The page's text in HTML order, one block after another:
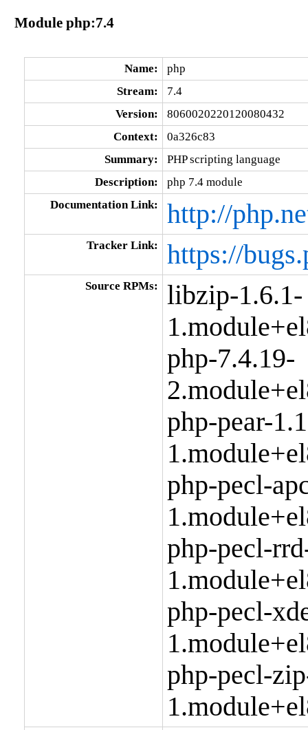
Module php:7.4
Name:
php
Stream:
7.4
Version:
8060020220120080432
Context:
0a326c83
Summary:
PHP scripting language
Description:
php 7.4 module
Documentation Link:
http://
Tracker Link: https://
Source RPMs:
libzip-1.6.1-
php-7.4.19-
php-pear-
php-pecl-
php-pecl-
php-pecl-
php-pecl-